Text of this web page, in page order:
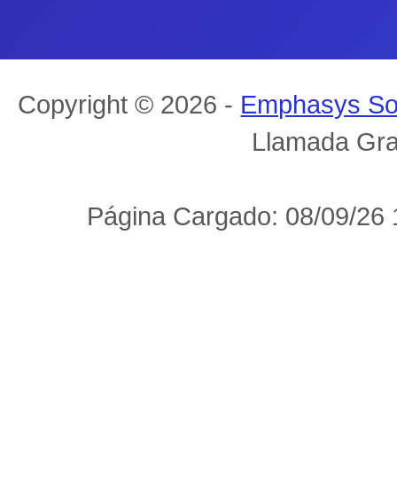
Copyright © 2026 - Emphasys
Llamada
Página Cargado: 08/09/